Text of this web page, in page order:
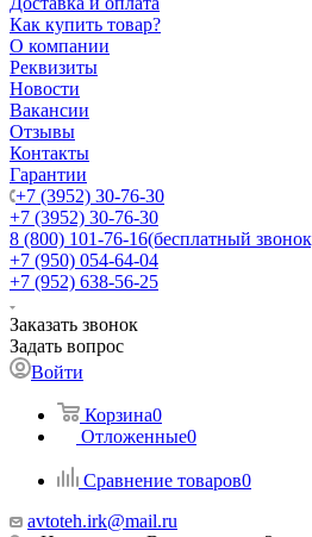
Как купить товар?
О компании
Реквизиты
Новости
Вакансии
Отзывы
Контакты
Гарантии
+7 (3952) 30-76-30
+7 (3952) 30-76-30
8 (800) 101-76-16(бесплатный
+7 (950) 054-64-04
+7 (952) 638-56-25
Заказать звонок
Задать вопрос
Войти
Корзина0
Отложенные0
Сравнение товаров0
avtoteh.irk@mail.ru